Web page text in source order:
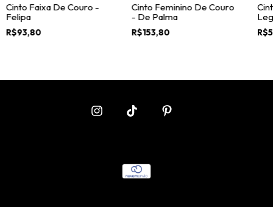
Cinto Faixa De Couro -
Felipa
R$93,80
Cinto Feminino De Couro
- De Palma
R$153,80